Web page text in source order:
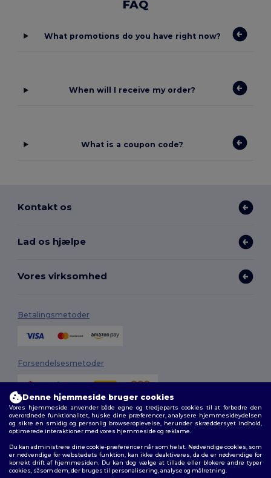
FAQ
What promotions do you have right now?
When will I receive my order?
What is a coupon code?
Kontakt os
Lad os hjælpe
Vores virksomhed
Betalingsmetoder
Forsendelsesmetoder
Følg os
Denne hjemmeside bruger cookies
Vores hjemmeside anvender både egne og tredjeparts cookies til at forbedre den
overordnede funktionalitet, huske dine præferencer, analysere hjemmesideydelsen
og sikre en smidig og personlig browseroplevelse, herunder skræddersyet indhold,
optimerede interaktioner med vores hjemmeside og reklame.
Du kan administrere dine cookie-præferencer når som helst. Nødvendige cookies, som
er nødvendige for webstedets funktion, kan ikke deaktiveres, da de er nødvendige for
korrekt drift af hjemmesiden. Du kan dog vælge at tillade eller blokere andre typer
cookies, såsom dem, der bruges til personalisering, analyse og målretning.